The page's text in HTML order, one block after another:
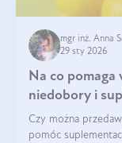
mgr inż. Anna
29 sty 2026
Na co pomaga
niedobory i
Czy można
pomóc